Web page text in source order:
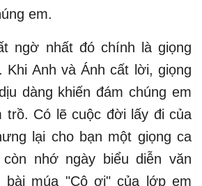
em.
ngờ nhất đó chính là giọng
Khi Anh và Ánh cất lời, giọng
dàng khiến đám chúng em
trồ. Có lẽ cuộc đời lấy đi của
lại cho bạn một giọng ca
nhớ ngày biểu diễn văn
bài múa "Cô ơi" của lớp em